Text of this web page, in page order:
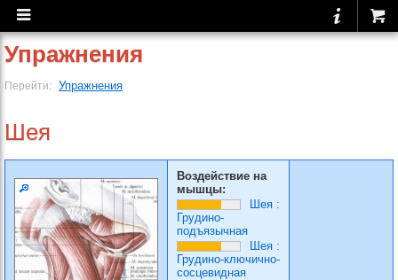
Упражнения
Перейти: Упражнения
Шея
Воздействие на
мышцы:
Шея :
Грудино-
подъязычная
Шея :
Грудино-ключично-
сосцевидная